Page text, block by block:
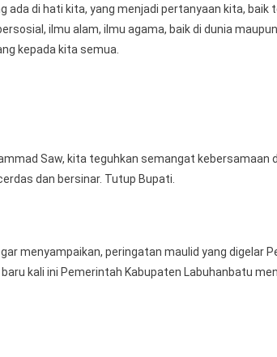
ada di hati kita, yang menjadi pertanyaan kita, baik
ilmu alam, ilmu agama, baik di dunia
kepada kita semua.
Saw, kita teguhkan semangat kebersamaan
dan bersinar. Tutup Bupati.
menyampaikan, peringatan maulid yang digelar
kali ini Pemerintah Kabupaten Labuhanbatu